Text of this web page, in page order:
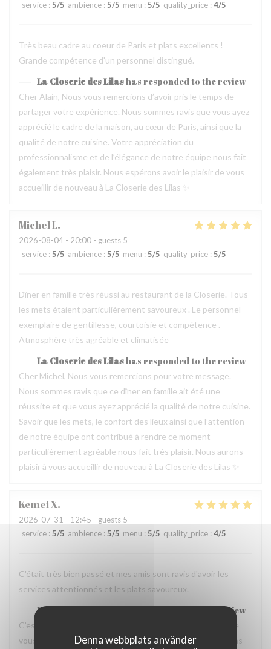
Denna webbplats använder
service : 5/5 ambience : 5/5 menu : 5/5 quality_price : 4/5
Très beau cadre au coeur de Paris et plats excellents !
Grande compétence d'un personnel distingué.
La Closerie des Lilashas responded to the review
Cher Alain, Nous vous remercions d’avoir pris le temps de
partager votre expérience. Nous sommes ravis que vous ayez
apprécié le cadre de la maison, au cœur de Paris, ainsi que la
qualité de notre cuisine. Votre appréciation du
professionnalisme et de l’élégance de notre équipe nous fait
également très plaisir. Nous espérons avoir le plaisir de vous
accueillir de nouveau à La Closerie des Lilas ✨
MichelL
2026-08-04 - 20:00 - guests 5
service : 5/5 ambience : 5/5 menu : 5/5 quality_price : 5/5
Dîner en famille très réussi au restaurant de la Closerie. Tous
les mets étaient particulièrement savoureux . Le personnel
exemplaire de gentillesse, courtoisie et compétence .
Atmosphère très agréable et climatisée
La Closerie des Lilashas responded to the review
Cher Michel, Nous vous remercions pour votre message.
Nous sommes ravis que ce dîner en famille ait été une
réussite et que vous ayez apprécié la qualité de notre cuisine.
Savoir que les mets, le confort des lieux ainsi que l’attention
de notre équipe ont contribué à rendre ce moment
particulièrement agréable nous fait très plaisir. Nous aurons
plaisir à vous accueillir de nouveau à La Closerie des Lilas ✨
KemeiX
2026-07-31 - 12:45 - guests 5
service : 5/5 ambience : 5/5 menu : 5/5 quality_price : 4/5
C'était très bien passé et mes amis sont ravis d'avoir les
services attentionnés et les plats savoureux.
La Closerie des Lilashas responded to the review
C’est un plaisir de lire votre retour. Nous sommes ravis que
vous ayez passé un agréable moment à La Closerie des Lilas